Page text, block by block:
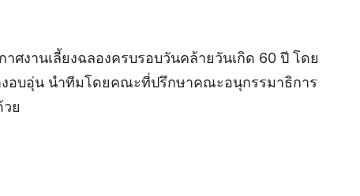
ศงานเลี้ยงฉลองครบรอบวันคล้ายวันเกิด 60 ปี โดย
งอบอุ่น นำทีมโดยคณะที่ปรึกษาคณะอนุกรรมาธิการ
ย